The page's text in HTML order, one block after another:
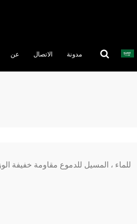
عن الاتصال مدونة
للماء ، المسيل للدموع مقاومة خفيفة